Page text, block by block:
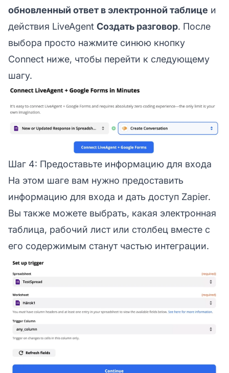
обновленный ответ в электронной таблице и
действия LiveAgent Создать разговор. После
выбора просто нажмите синюю кнопку
Connect ниже, чтобы перейти к следующему
шагу.
Шаг 4: Предоставьте информацию для входа
На этом шаге вам нужно предоставить
информацию для входа и дать доступ Zapier.
Вы также можете выбрать, какая электронная
таблица, рабочий лист или столбец вместе с
его содержимым станут частью интеграции.